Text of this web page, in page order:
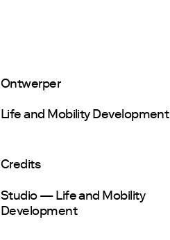
Ontwerper
Life and Mobility Development
Credits
Studio — Life and Mobility
Development